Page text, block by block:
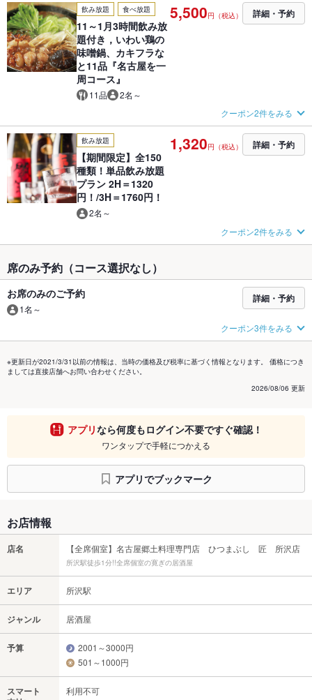
飲み放題 食べ放題
11～1月3時間飲み放
題付き，いわい鶏の
味噌鍋、カキフラな
と11品『名古屋を一
周コース』
11品 2名～
5,500円（税込） 詳細・予約
クーポン2件をみる
飲み放題
【期間限定】全150
種類！単品飲み放題
プラン 2H＝1320
円！/3H＝1760円！
2名～
1,320円（税込） 詳細・予約
クーポン2件をみる
席のみ予約（コース選択なし）
お席のみのご予約
1名～
詳細・予約
クーポン3件をみる
※更新日が2021/3/31以前の情報は、当時の価格及び税率に基づく情報となります。 価格につき
ましては直接店舗へお問い合わせください。
2026/08/06 更新
アプリなら何度もログイン不要ですぐ確認！
ワンタップで手軽につかえる
アプリでブックマーク
お店情報
店名 【全席個室】名古屋郷土料理専門店 ひつまぶし 匠 所沢店
所沢駅徒歩1分!!全席個室の寛ぎの居酒屋
エリア 所沢駅
ジャンル 居酒屋
予算
2001～3000円
501～1000円
スマート
利用不可